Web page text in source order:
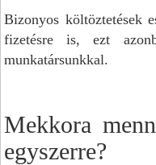
Bizonyos költöztetések
fizetésre is, ezt
munkatársunkkal.
Mekkora
egyszerre?